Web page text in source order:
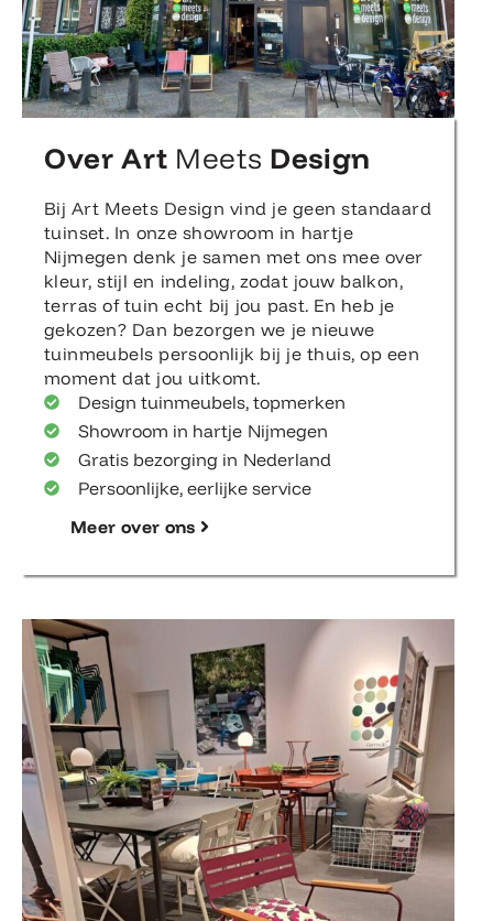
Over Art Meets Design
Bij Art Meets Design vind je geen standaard
tuinset. In onze showroom in hartje
Nijmegen denk je samen met ons mee over
kleur, stijl en indeling, zodat jouw balkon,
terras of tuin echt bij jou past. En heb je
gekozen? Dan bezorgen we je nieuwe
tuinmeubels persoonlijk bij je thuis, op een
moment dat jou uitkomt.
Design tuinmeubels, topmerken
Showroom in hartje Nijmegen
Gratis bezorging in Nederland
Persoonlijke, eerlijke service
Meer over ons